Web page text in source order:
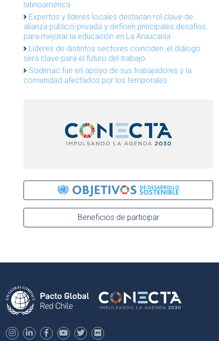
latinoamérica
Expertos y líderes locales destacan rol clave de
alianza público-privada y definen principales desafíos
para mejorar la educación en La Araucanía
Líderes de distintos sectores coinciden: el diálogo
será clave para el futuro del trabajo
Sodimac fue en apoyo de sus trabajadores y la
comunidad afectados por los temporales
Beneficios de participar